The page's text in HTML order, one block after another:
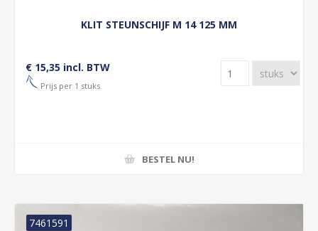
KLIT STEUNSCHIJF M 14 125 MM
€ 15,35 incl. BTW
Prijs per 1 stuks
BESTEL NU!
7461591